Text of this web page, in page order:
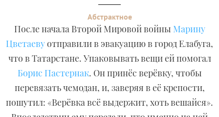
Абстрактное
После начала Второй Мировой войны Марину
Цветаевуотправили в эвакуацию в город Елабуга,
что в Татарстане. Упаковывать вещи ей помогал
Борис Пастернак. Он принёс верёвку, чтобы
перевязать чемодан, и, заверяя в её крепости,
пошутил: «Верёвка всё выдержит, хоть вешайся».